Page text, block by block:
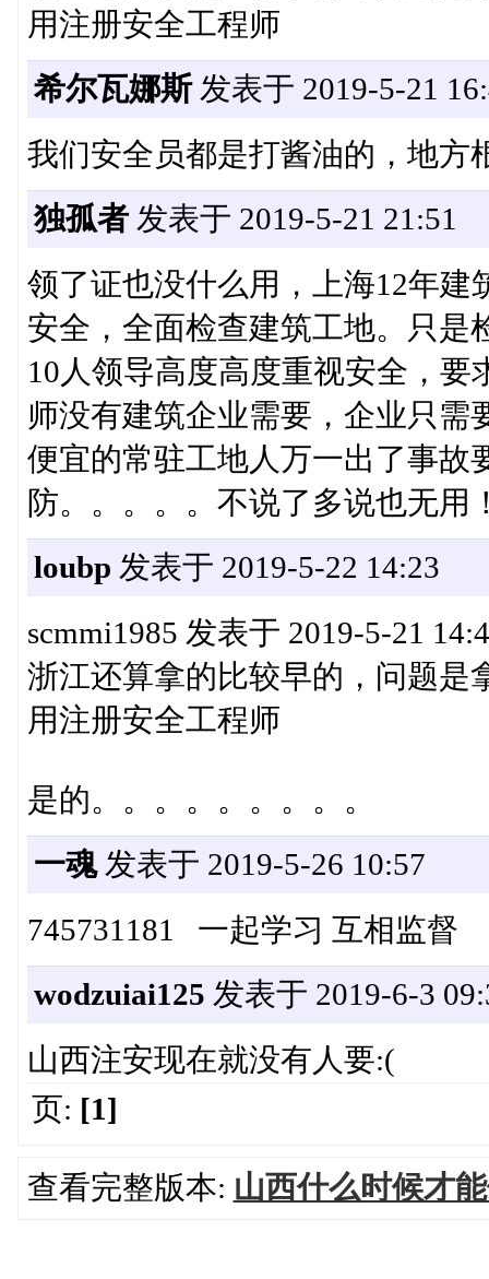
用注册安全工程师
希尔瓦娜斯发表于 2019-5-21
我们安全员都是打酱油的，地方
独孤者发表于 2019-5-21 21:51
领了证也没什么用，上海12年
安全，全面检查建筑工地。只是
10人领导高度高度重视安全，
师没有建筑企业需要，企业只需
便宜的常驻工地人万一出了事故
防。。。。。不说了多说也无用
loubp 发表于 2019-5-22 14:23
scmmi1985 发表于 2019-5-21
浙江还算拿的比较早的，问题是
用注册安全工程师
是的。。。。。。。。。
一魂发表于 2019-5-26 10:57
745731181 一起学习 互相监督
wodzuiai125 发表于 2019-6-3
山西注安现在就没有人要:(
页: [1]
查看完整版本: 山西什么时候才